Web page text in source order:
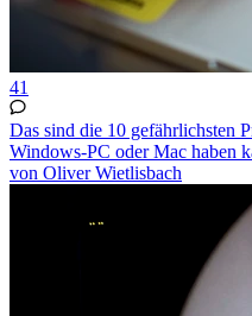
41
Das sind die 10 gefährlichsten
Windows-PC oder Mac haben
von Oliver Wietlisbach